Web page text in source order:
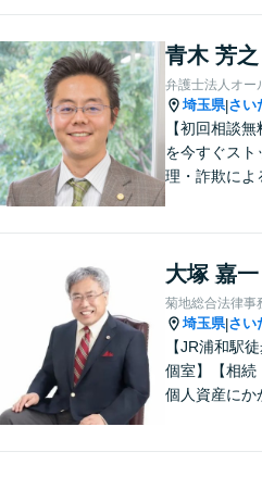
青木 芳之
弁護士法人オー
埼玉県|さい
【初回相談
を今すぐスト
理・詐欺によ
駅5分】【プ
【平日22時・
で】【弁護
大塚 嘉一
菊地総合法律事
埼玉県|さい
【JR浦和駅
個室】【相続
個人資産にか